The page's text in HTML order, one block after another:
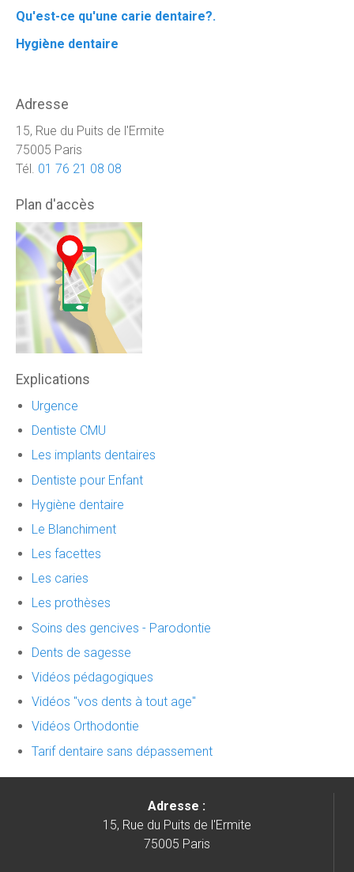
Qu'est-ce qu'une carie dentaire?.
Hygiène dentaire
Adresse
15, Rue du Puits de l'Ermite
75005 Paris
Tél. 01 76 21 08 08
Plan d'accès
Explications
Urgence
Dentiste CMU
Les implants dentaires
Dentiste pour Enfant
Hygiène dentaire
Le Blanchiment
Les facettes
Les caries
Les prothèses
Soins des gencives - Parodontie
Dents de sagesse
Vidéos pédagogiques
Vidéos "vos dents à tout age"
Vidéos Orthodontie
Tarif dentaire sans dépassement
Adresse :
15, Rue du Puits de l'Ermite
75005 Paris